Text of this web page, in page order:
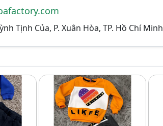
Tịnh Của, P. Xuân Hòa, TP. Hồ Chí Minh